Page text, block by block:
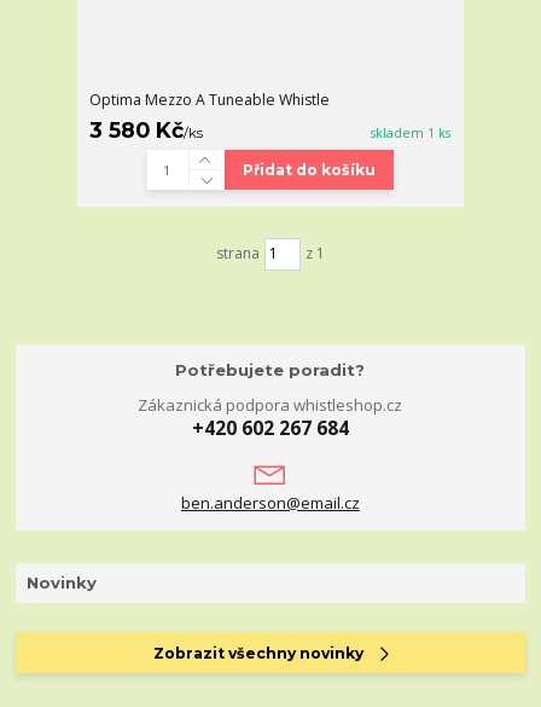
Optima Mezzo A Tuneable Whistle
3 580 Kč/ks skladem 1 ks
Přidat do košíku
strana z 1
Potřebujete poradit?
Zákaznická podpora whistleshop.cz
+420 602 267 684
ben.anderson@email.cz
Novinky
Zobrazit všechny novinky